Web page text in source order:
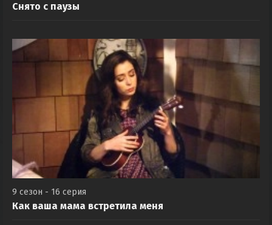
Снято с паузы
9 сезон - 16 серия
Как ваша мама встретила меня